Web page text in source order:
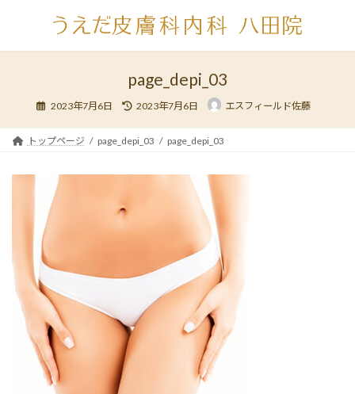
ン
ー
page_depi_03
2023年7月6日
終
新
日
時
2023年7月6日 エスフィールド佐藤
トップページ page_depi_03 page_depi_03